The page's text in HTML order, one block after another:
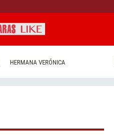
HERMANA VERÓNICA